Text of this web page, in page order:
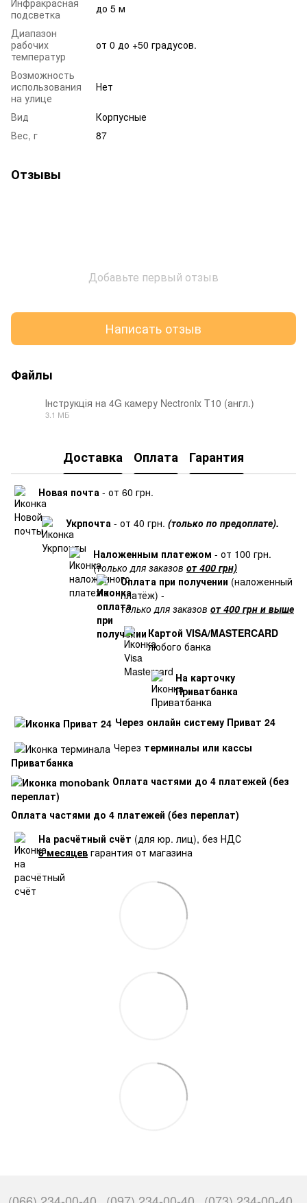
подсветка
до 5 м
Диапазон
рабочих
температур
от 0 до +50 градусов.
Возможность
использования
на улице
Нет
Вид
Корпусные
Вес, г
87
Отзывы
Добавьте первый отзыв
Написать отзыв
Файлы
Інструкція на 4G камеру Nectronix T10 (англ.)
3.1 МБ
Доставка Оплата Гарантия
Новая почта - от 60 грн.
Укрпочта - от 40 грн. (только по предоплате).
Наложенным платежом - от 100 грн.
(только для заказов от 400 грн)
Оплата при получении (наложенный
платёж) -
только для заказов от 400 грн и выше
Картой VISA/MASTERCARD
любого банка
На карточку
Приватбанка
Через онлайн систему Приват 24
Через терминалы или кассы
Приватбанка
Оплата частями до 4 платежей (без
переплат)
Оплата частями до 4 платежей (без переплат)
На расчётный счёт (для юр. лиц), без НДС
6 месяцев гарантия от магазина